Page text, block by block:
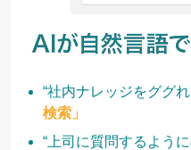
“社内ナレッジをググ
検索」
“上司に質問するよう